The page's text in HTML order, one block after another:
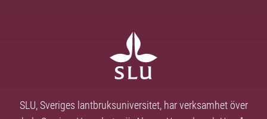
SLU, Sveriges lantbruksuniversitet, har verksamhet över